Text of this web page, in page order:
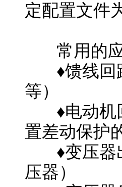
定配置文件
常用的
♦馈线回
等）
♦电动机
置差动保护
♦变压器
压器）